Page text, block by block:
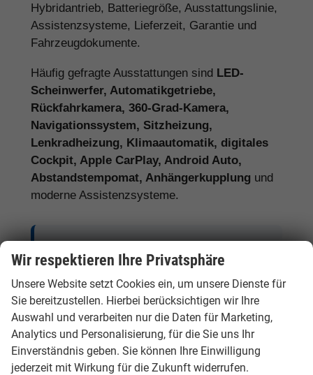
Hybridantrieb, Batteriegröße, Ausstattungslinie,
Assistenzsysteme, Lieferzeit, Garantie und
Fahrzeugdokumente.
Häufig gefragte Ausstattungen sind LED-
Scheinwerfer, Automatikgetriebe,
Rückfahrkamera, 360-Grad-Kamera,
Navigationssystem, Sitzheizung,
Lenkradheizung, Klimaautomatik, digitales
Cockpit, Apple CarPlay, Android Auto,
Abstandstempomat, Anhängerkupplung und
moderne Assistenzsysteme.
Neuwagen nicht nur den Kaufpreis,
sondern auch Ausstattung, Lieferzeit,
Garantieumfang und mögliche
Zusatzkosten. So erkennen Sie den
tatsächlichen Preisvorteil.
Wir respektieren Ihre Privatsphäre
Unsere Website setzt Cookies ein, um unsere Dienste für
Sie bereitzustellen. Hierbei berücksichtigen wir Ihre
Auswahl und verarbeiten nur die Daten für Marketing,
Analytics und Personalisierung, für die Sie uns Ihr
Einverständnis geben. Sie können Ihre Einwilligung
jederzeit mit Wirkung für die Zukunft widerrufen.